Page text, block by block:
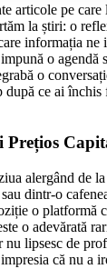
articole pe care
la știri: o
informația ne
o agendă
o
ce ai închis
alergând de
dintr-o
o platformă
o adevărată
lipsesc de
că nu a